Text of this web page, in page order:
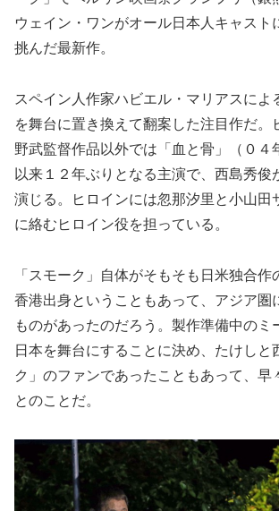
ウェイン・ワンがオール日本人キャスト
挑んだ最新作。
スペイン人作家ハビエル・マリアスによ
を舞台に置き換えて翻案した注目作だ。
野武監督作品以外では「血と骨」（０４
以来１２年ぶりとなる主演で、西島秀俊
演じる。ヒロインには忽那汐里と小山田
に絡むヒロイン役を担っている。
「スモーク」自体がそもそも日米独合作
香港出身ということもあって、アジア圏
ものがあったのだろう。製作準備中のミ
日本を舞台にすることに決め、たけしと
ク」のファンであったこともあって、早
とのことだ。